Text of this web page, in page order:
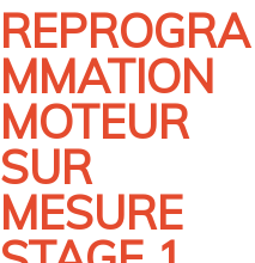
REPROGRA
MMATION
MOTEUR
SUR
MESURE